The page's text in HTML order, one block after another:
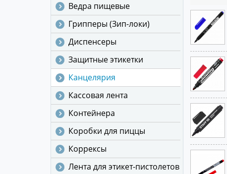
Ведра пищевые
Грипперы (Зип-локи)
Диспенсеры
Защитные этикетки
Канцелярия
Кассовая лента
Контейнера
Коробки для пиццы
Коррексы
Лента для этикет-пистолетов